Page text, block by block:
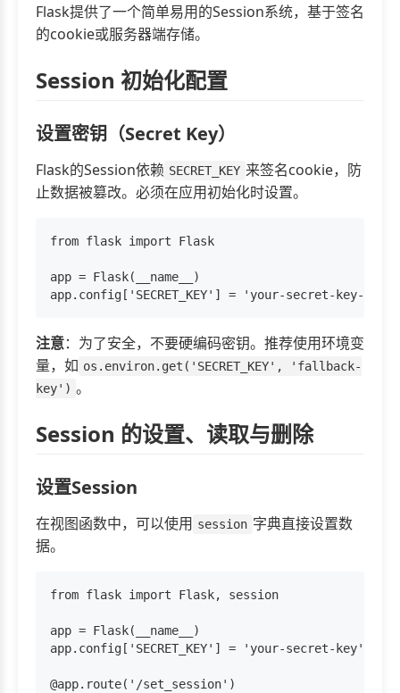
Flask提供了一个简单易用的Session系统，基于签名
的cookie或服务器端存储。
Session 初始化配置
设置密钥（Secret Key）
Flask的Session依赖 SECRET_KEY 来签名cookie，防
止数据被篡改。必须在应用初始化时设置。
from flask import Flask
app = Flask(__name__)
注意：为了安全，不要硬编码密钥。推荐使用环境变
量，如 os.environ.get('SECRET_KEY', 'fallback-
key') 。
Session 的设置、读取与删除
设置Session
在视图函数中，可以使用 session 字典直接设置数
据。
from flask import Flask, session
app = Flask(__name__)
app.config['SECRET_KEY'] = 'your-secret-key'
@app.route('/set_session')